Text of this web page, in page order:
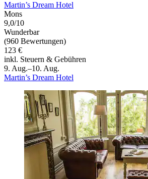
Martin’s Dream Hotel
Mons
9,0/10
Wunderbar
(960 Bewertungen)
123 €
inkl. Steuern & Gebühren
9. Aug.–10. Aug.
Martin’s Dream Hotel